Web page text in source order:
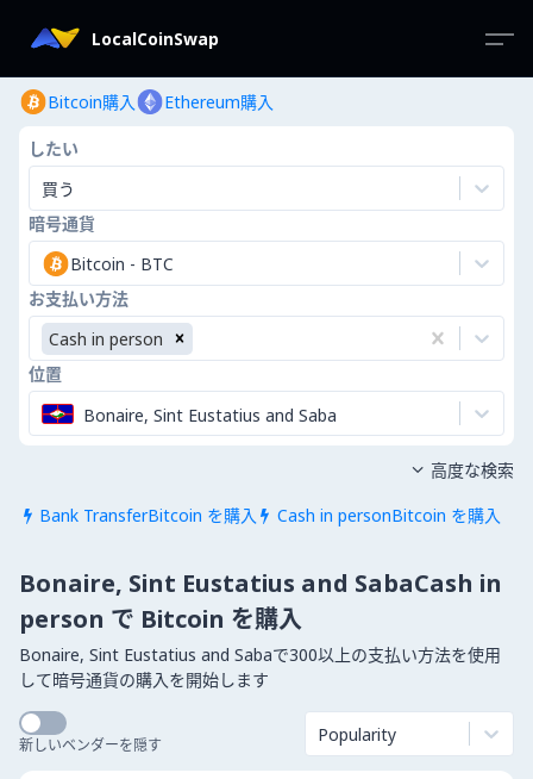
LocalCoinSwap
Bitcoin購入 Ethereum購入
したい
買う
暗号通貨
Bitcoin - BTC
お支払い方法
Cash in person
位置
Bonaire, Sint Eustatius and Saba
 Bank TransferBitcoin を購入  Cash in personBitcoin を購入
 高度な検索
Bonaire, Sint Eustatius and SabaCash in
person で Bitcoin を購入
Bonaire, Sint Eustatius and Sabaで300以上の支払い方法を使用
して暗号通貨の購入を開始します
新しいベンダーを隠す Popularity